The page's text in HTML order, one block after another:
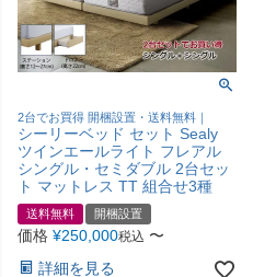
2台でお買得 開梱設置・送料無料｜
シーリーベッド セット Sealy
ツインエールライト フレアル
シングル・セミダブル 2台セッ
ト マットレス TT 組合せ3種
送料無料 開梱設置
価格 ¥250,000税込 〜
詳細を見る